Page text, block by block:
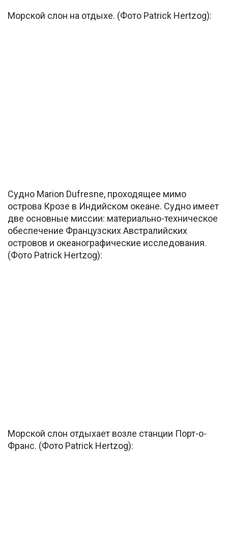
Морской слон на отдыхе. (Фото Patrick Hertzog):
Судно Marion Dufresne, проходящее мимо
острова Крозе в Индийском океане. Судно имеет
две основные миссии: материально-техническое
обеспечение Французских Австралийских
островов и океанографические исследования.
(Фото Patrick Hertzog):
Морской слон отдыхает возле станции Порт-о-
Франс. (Фото Patrick Hertzog):